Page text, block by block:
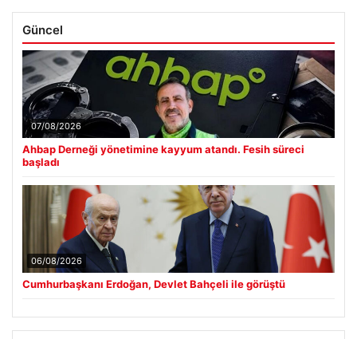
Güncel
07/08/2026
Ahbap Derneği yönetimine kayyum atandı. Fesih süreci
başladı
06/08/2026
Cumhurbaşkanı Erdoğan, Devlet Bahçeli ile görüştü